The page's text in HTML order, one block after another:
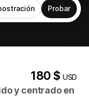
Probar
180 $USD
y centrado en